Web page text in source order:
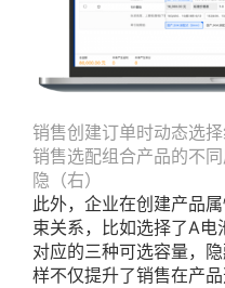
销售创建订单时动态选
销售选配组合产品的不
隐（右）
此外，企业在创建产品
束关系，比如选择了A
对应的三种可选容量，
样不仅提升了销售在产